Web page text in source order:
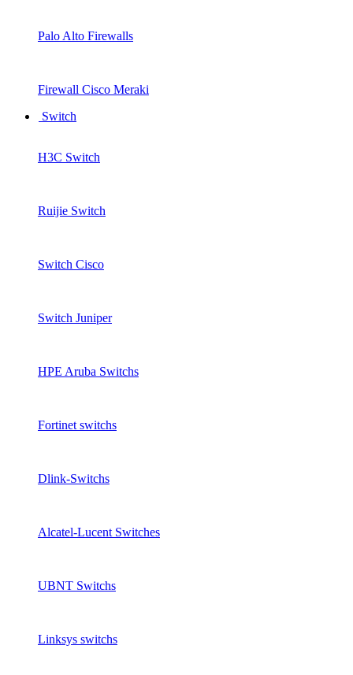
Palo Alto Firewalls
Firewall Cisco Meraki
Switch
H3C Switch
Ruijie Switch
Switch Cisco
Switch Juniper
HPE Aruba Switchs
Fortinet switchs
Dlink-Switchs
Alcatel-Lucent Switches
UBNT Switchs
Linksys switchs